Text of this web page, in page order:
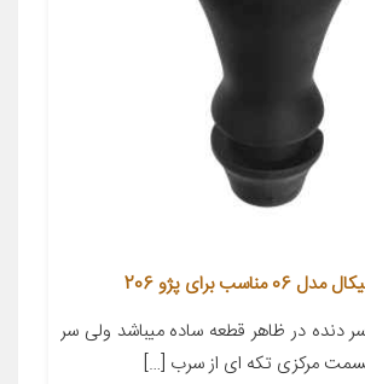
برای پژو 206
در ظاهر قطعه ساده میباشد ولی سر
مرکزی تکه ای از سرب […]